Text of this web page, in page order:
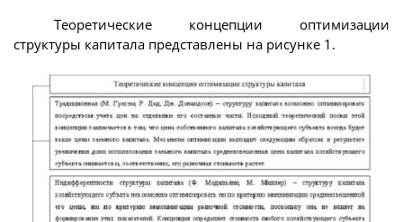
Теоретические концепции оптимизации
структуры капитала представлены на рисунке 1.